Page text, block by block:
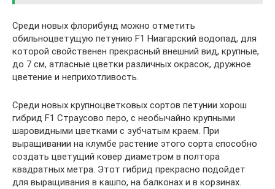
Среди новых флорибунд можно отметить
обильноцветущую петунию F1 Ниагарский водопад, для
которой свойственен прекрасный внешний вид, крупные,
до 7 см, атласные цветки различных окрасок, дружное
цветение и неприхотливость.
Среди новых крупноцветковых сортов петунии хорош
гибрид F1 Страусово перо, с необычайно крупными
шаровидными цветками с зубчатым краем. При
выращивании на клумбе растение этого сорта способно
создать цветущий ковер диаметром в полтора
квадратных метра. Этот гибрид прекрасно подойдет
для выращивания в кашпо, на балконах и в корзинах.